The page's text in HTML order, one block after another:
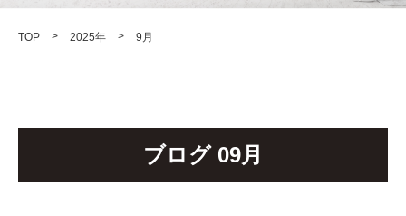
TOP > 2025年 > 9月
ブログ 09月